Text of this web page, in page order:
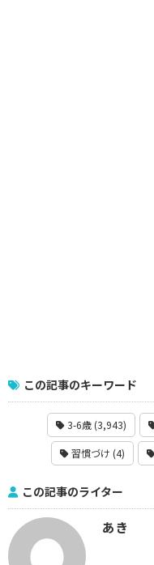
この記事のキーワード
3-6歳 (3,943)
習慣づけ (4)
この記事のライター
あき